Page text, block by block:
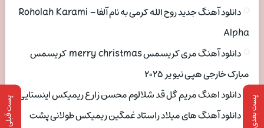
پست بعدی پست قبلی
دانلود آهنگ جدید روح الله کرمی به نام آلفا Roholah Karami –
Alpha
دانلود آهنگ مری کریسمس merry christmas کریسمس
مبارک خارجی هپی نیو یر ۲۰۲۵
دانلود اهنگ مریم گل قد شلالوم محسن زارع ریمیکس اینستایی
دانلود آهنگ های میلاد راستاد غمگین ریمیکس طولانی پشت